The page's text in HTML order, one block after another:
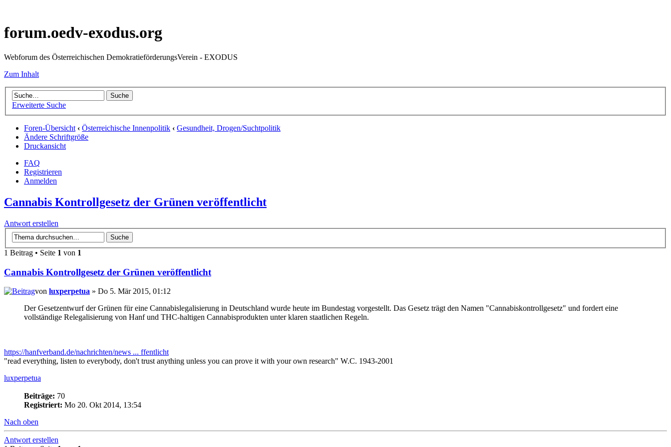
forum.oedv-exodus.org
Webforum des Österreichischen DemokratieförderungsVerein - EXODUS
Zum Inhalt
Erweiterte Suche
Foren-Übersicht ‹ Österreichische Innenpolitik ‹ Gesundheit, Drogen/Suchtpolitik
Ändere Schriftgröße
Druckansicht
FAQ
Registrieren
Anmelden
Cannabis Kontrollgesetz der Grünen veröffentlicht
Antwort erstellen
1 Beitrag • Seite 1 von 1
Cannabis Kontrollgesetz der Grünen veröffentlicht
von luxperpetua » Do 5. Mär 2015, 01:12
Der Gesetzentwurf der Grünen für eine Cannabislegalisierung in Deutschland wurde heute im Bundestag vorgestellt. Das Gesetz trägt den Namen "Cannabiskontrollgesetz" und fordert eine
vollständige Relegalisierung von Hanf und THC-haltigen Cannabisprodukten unter klaren staatlichen Regeln.
https://hanfverband.de/nachrichten/news ... ffentlicht
"read everything, listen to everybody, don't trust anything unless you can prove it with your own research" W.C. 1943-2001
luxperpetua
Beiträge: 70
Registriert: Mo 20. Okt 2014, 13:54
Nach oben
Antwort erstellen